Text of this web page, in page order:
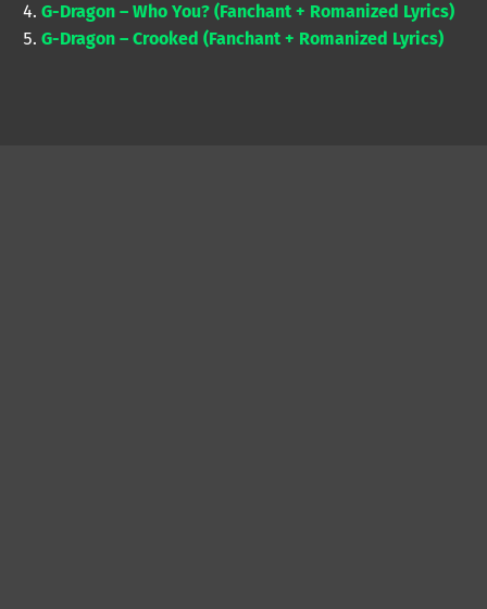
G-Dragon – Who You? (Fanchant + Romanized Lyrics)
G-Dragon – Crooked (Fanchant + Romanized Lyrics)